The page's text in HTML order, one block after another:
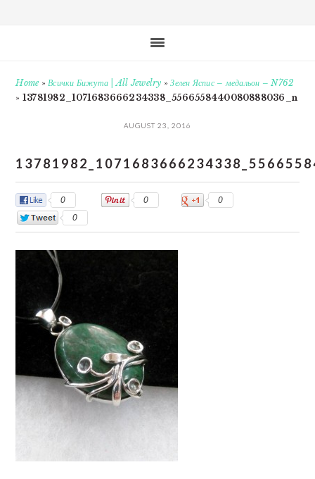
Home»Всички Бижута | All Jewelry »Зелен Яспис – медальон – N762
» 13781982_1071683666234338_5566558440080888036_n
AUGUST 23, 2016
0 0
0
0